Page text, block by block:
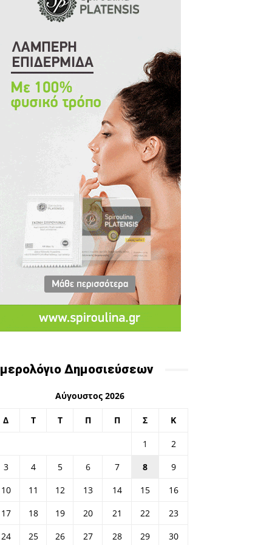
Δημοσιεύσεων
Αύγουστος 2026
Δ Τ Τ Π Π Σ Κ
1
2
3
4 5 6 7 8
9
10
11 12 13 14 15
16
17
18 19 20 21 22
23
24
25 26 27 28 29 30